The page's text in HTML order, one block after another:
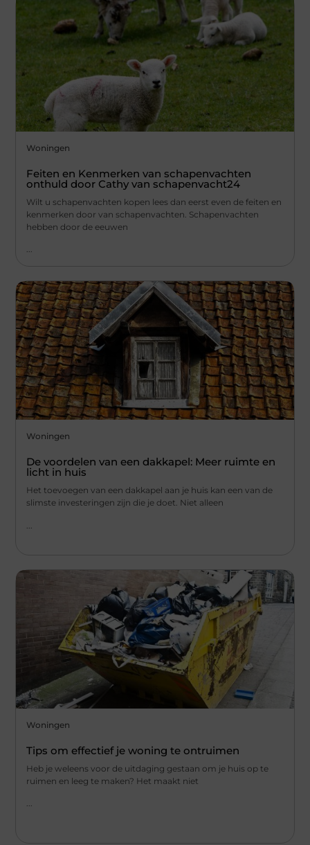
Woningen
Feiten en Kenmerken van schapenvachten
onthuld door Cathy van schapenvacht24
Wilt u schapenvachten kopen lees dan eerst even de feiten en
kenmerken door van schapenvachten. Schapenvachten
hebben door de eeuwen
...
Woningen
De voordelen van een dakkapel: Meer ruimte en
licht in huis
Het toevoegen van een dakkapel aan je huis kan een van de
slimste investeringen zijn die je doet. Niet alleen
Woningen
Tips om effectief je woning te ontruimen
Heb je weleens voor de uitdaging gestaan om je huis op te
ruimen en leeg te maken? Het maakt niet